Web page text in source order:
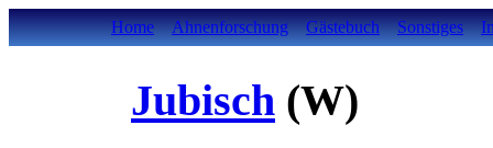
Home Ahnenforschung Gästebuch Sonstiges
Jubisch (W)